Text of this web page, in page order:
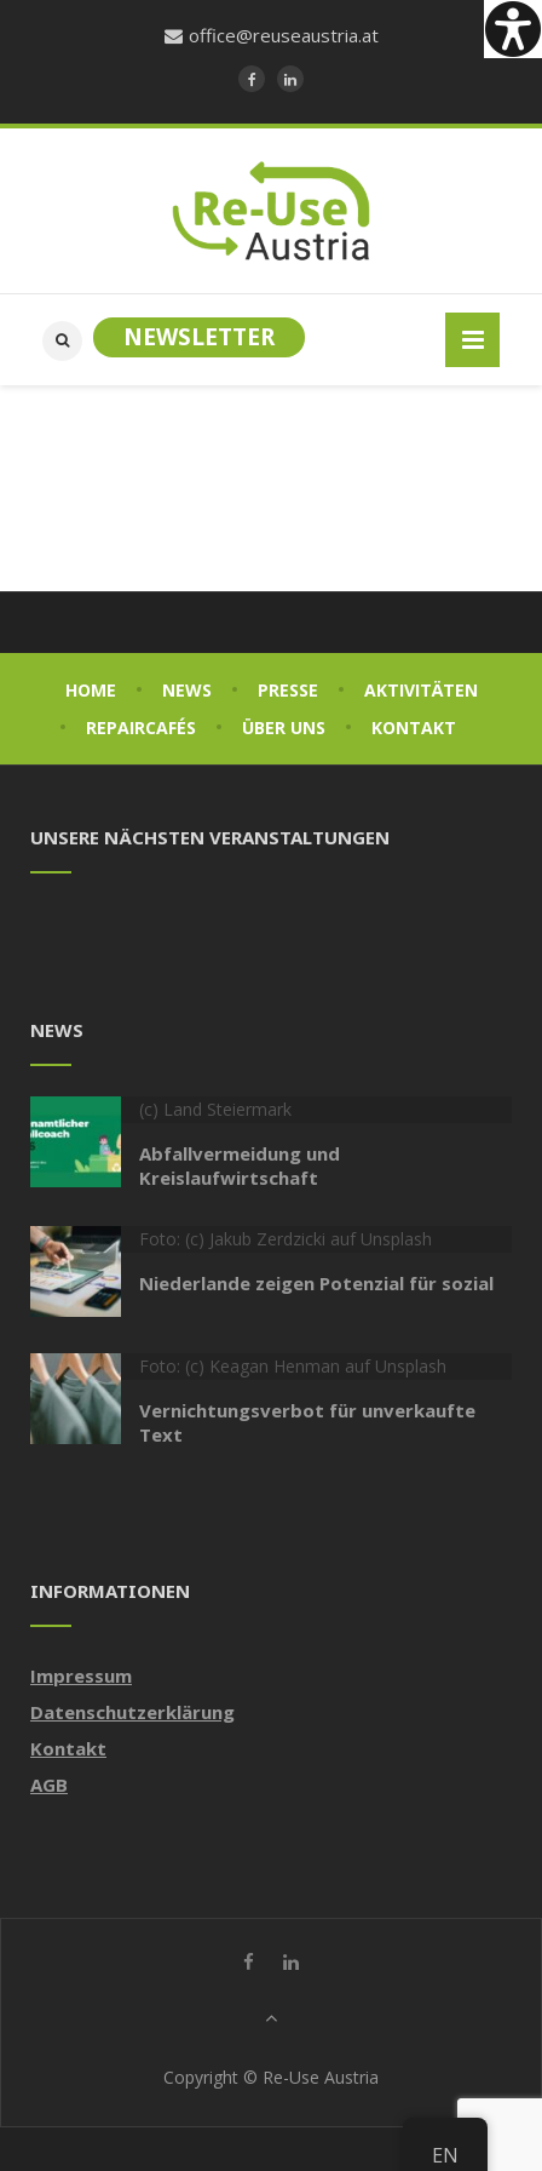
office@reuseaustria.at
NEWSLETTER
HOME NEWS PRESSE
AKTIVITÄTEN
REPAIRCAFÉS
ÜBER UNS KONTAKT
UNSERE NÄCHSTEN VERANSTALTUNGEN
NEWS
(c) Land Steiermark
Abfallvermeidung und
Kreislaufwirtschaft
Foto: (c) Jakub Zerdzicki auf Unsplash
Niederlande zeigen Potenzial für sozial
Foto: (c) Keagan Henman auf Unsplash
Vernichtungsverbot für unverkaufte
Text
INFORMATIONEN
Impressum
Datenschutzerklärung
Kontakt
AGB
Copyright © Re-Use Austria
EN